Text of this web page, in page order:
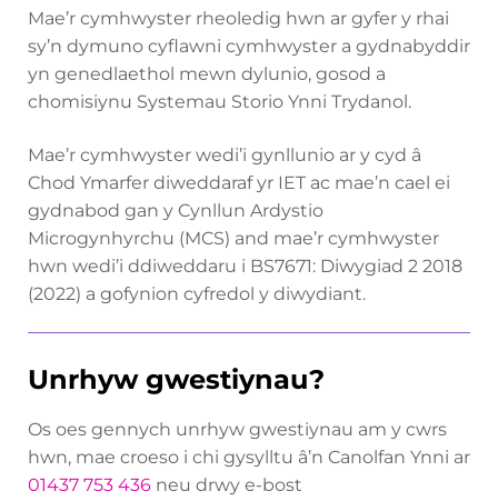
Mae’r cymhwyster rheoledig hwn ar gyfer y rhai
sy’n dymuno cyflawni cymhwyster a gydnabyddir
yn genedlaethol mewn dylunio, gosod a
chomisiynu Systemau Storio Ynni Trydanol.
Mae’r cymhwyster wedi’i gynllunio ar y cyd â
Chod Ymarfer diweddaraf yr IET ac mae’n cael ei
gydnabod gan y Cynllun Ardystio
Microgynhyrchu (MCS) and mae’r cymhwyster
hwn wedi’i ddiweddaru i BS7671: Diwygiad 2 2018
(2022) a gofynion cyfredol y diwydiant.
Unrhyw gwestiynau?
Os oes gennych unrhyw gwestiynau am y cwrs
hwn, mae croeso i chi gysylltu â’n Canolfan Ynni ar
01437 753 436 neu drwy e-bost